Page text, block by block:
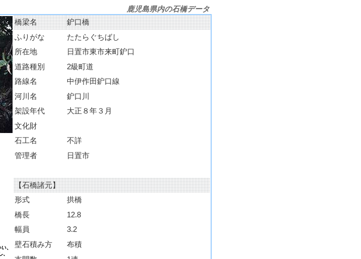
鹿児島県内の石橋データ
橋梁名
鈩口橋
ふりがな
たたらぐちばし
所在地
日置市東市来町鈩口
道路種別
2級町道
路線名
中伊作田鈩口線
河川名
鈩口川
架設年代
大正８年３月
文化財
石工名
不詳
管理者
日置市
【石橋諸元】
形式
拱橋
橋長
12.8
幅員
3.2
壁石積み方
布積